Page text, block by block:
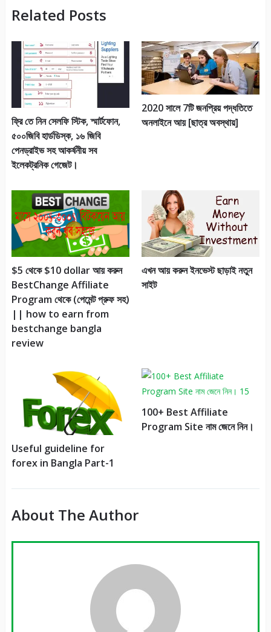
Related Posts
ফ্রি তে নিন সেলফি স্টিক, স্মার্টফোন,
৫০০জিবি হার্ডডিস্ক, ১৬ জিবি
পেনড্রাইভ সহ আকর্ষনীয় সব
ইলেকট্রনিক গেজেট।
2020 সালে 7টি জনপ্রিয় পদ্ধতিতে
অনলাইনে আয় [ছাত্র অবস্থায়]
$5 থেকে $10 dollar আয় করুন
BestChange Affiliate
Program থেকে (পেমেন্ট প্রুফ সহ)
|| how to earn from
bestchange bangla
review
এখন আয় করুন ইনভেস্ট ছাড়াই নতুন
সাইট
Useful guideline for
forex in Bangla Part-1
100+ Best Affiliate
Program Site নাম জেনে নিন।
About The Author